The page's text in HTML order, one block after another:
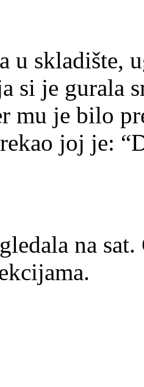
u skladište,
si je gurala
mu je bilo
joj je:
na